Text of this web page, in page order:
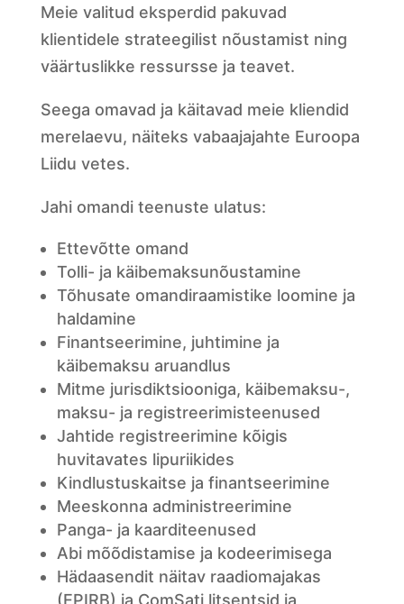
Meie valitud eksperdid pakuvad
klientidele strateegilist nõustamist ning
väärtuslikke ressursse ja teavet.
Seega omavad ja käitavad meie kliendid
merelaevu, näiteks vabaajajahte Euroopa
Liidu vetes.
Jahi omandi teenuste ulatus:
Ettevõtte omand
Tolli- ja käibemaksunõustamine
Tõhusate omandiraamistike loomine ja
haldamine
Finantseerimine, juhtimine ja
käibemaksu aruandlus
Mitme jurisdiktsiooniga, käibemaksu-,
maksu- ja registreerimisteenused
Jahtide registreerimine kõigis
huvitavates lipuriikides
Kindlustuskaitse ja finantseerimine
Meeskonna administreerimine
Panga- ja kaarditeenused
Abi mõõdistamise ja kodeerimisega
Hädaasendit näitav raadiomajakas
(EPIRB) ja ComSati litsentsid ja